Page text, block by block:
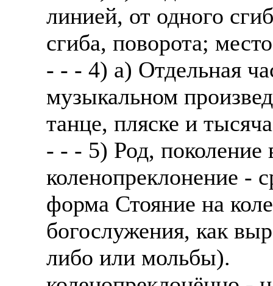
линией, от одного
сгиба, поворота;
- - - 4) а) Отдельная
музыкальном
танце, пляске и
- - - 5) Род, поколение
коленопреклонение -
форма Стояние на
богослужения, как
либо или мольбы).